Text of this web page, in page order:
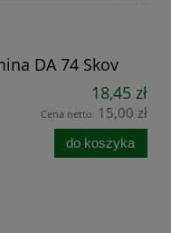
DA 74 Skov
18,45 zł
Cena netto: 15,00 zł
do koszyka